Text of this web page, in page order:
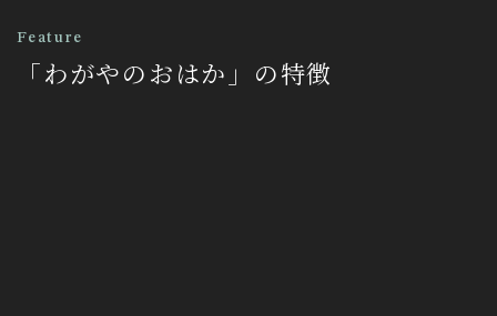
Feature
「わがやのおはか」の特徴